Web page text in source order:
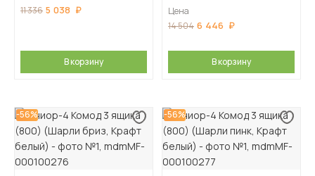
11 336 5 038
В корзину
Цена
14 504 6 446
В корзину
-56% -56%